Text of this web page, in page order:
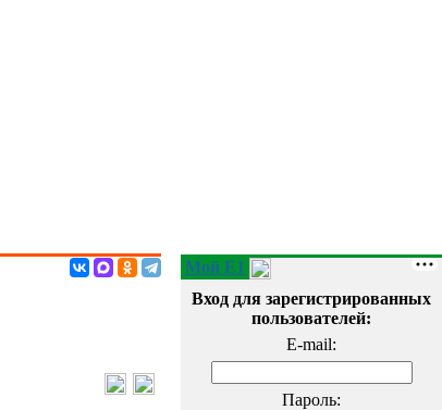
Мой E1
Вход для зарегистрированных
пользователей:
E-mail:
Пароль: